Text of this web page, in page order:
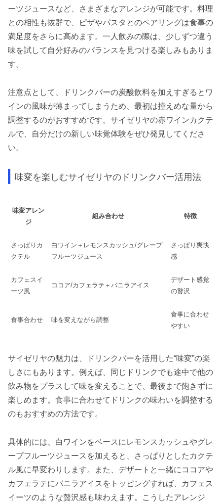
ーツジュースなど、さまざまなアレンジが可能です。料理
との相性も抜群で、ピザやパスタとのペアリングは食事の
満足度をさらに高めます。一人飲みの際は、少しずつ違う
味を試して自分好みのバランスを見つける楽しみもありま
す。
注意点として、ドリンクバーの炭酸飲料を加えすぎるとワ
インの風味が薄まってしまうため、最初は控えめな量から
調整するのがおすすめです。サイゼリヤの赤ワインカクテ
ルで、自分だけの新しい味覚体験をぜひ発見してくださ
い。
味変を楽しむサイゼリヤのドリンクバー活用法
味変アレン
ジ
組み合わせ 特徴
さっぱりカ
クテル
白ワイン＋レモンスカッシュ/グレープ
フルーツジュース
さっぱり爽快
感
カフェスイ
ーツ風
ココア/カフェラテ＋バニラアイス
デザート感覚
の贅沢
食事合わせ 味を変えながら調整
食事に合わせ
やすい
サイゼリヤの魅力は、ドリンクバーを活用した“味変”の楽
しさにもあります。例えば、同じドリンクでも途中で他の
飲み物をプラスして味を変えることで、最後まで飽きずに
楽しめます。食事に合わせてドリンクの味わいを調整する
のもおすすめの方法です。
具体的には、白ワインをベースにレモンスカッシュやグレ
ープフルーツジュースを加えると、さっぱりとしたカクテ
ル風に早変わりします。また、デザートと一緒にココアや
カフェラテにバニラアイスをトッピングすれば、カフェス
イーツのような贅沢感も味わえます。こうしたアレンジ